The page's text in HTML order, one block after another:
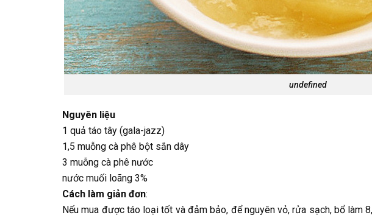
undefined
Nguyên liệu
1 quả táo tây (gala-jazz)
1,5 muỗng cà phê bột sắn dây
3 muỗng cà phê nước
nước muối loãng 3%
Cách làm giản đơn:
Nếu mua được táo loại tốt và đảm bảo, để nguyên vỏ, rửa sạch, bổ làm